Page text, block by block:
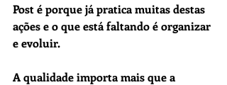
Post é porque já pratica muitas destas
ações e o que está faltando é organizar
e evoluir.
A qualidade importa mais que a